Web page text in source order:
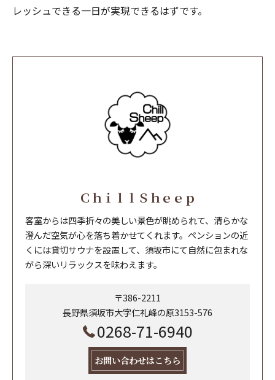
レッシュできる一日が実現できるはずです。
ＣｈｉｌｌＳｈｅｅｐ
客室からは四季折々の美しい景色が眺められて、清らかな
澄んだ空気が心を落ち着かせてくれます。ペンションの近
くには貸切サウナを設置して、須坂市にて自然に包まれな
がら深いリラックスを味わえます。
〒386-2211
長野県須坂市大字仁礼峰の原3153-576
0268-71-6940
お問い合わせはこちら